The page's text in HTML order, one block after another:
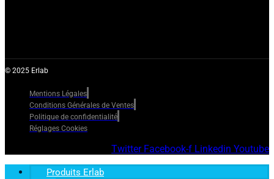
© 2025 Erlab
Mentions Légales
Conditions Générales de Ventes
Politique de confidentialité
Réglages Cookies
Twitter Facebook-f Linkedin Youtube
Produits Erlab